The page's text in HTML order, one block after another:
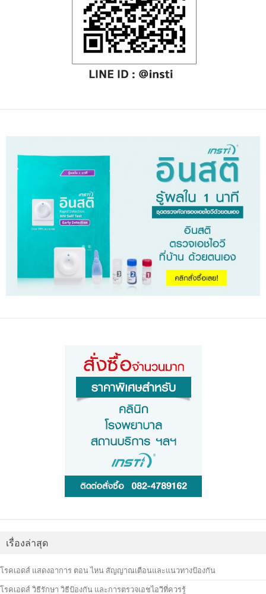
เรื่องล่าสุด
โรคเอดส์ แสดงอาการ ตอน ไหน สัญญาณเตือนและแนวทางป้องกัน
โรคเอดส์ วิธีรักษา วิธีป้องกัน และการตรวจเอชไอวีที่ควรรู้